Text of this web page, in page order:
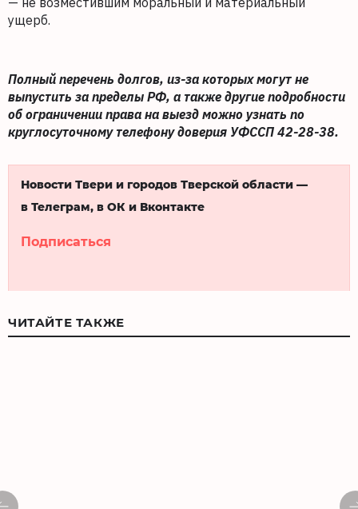
ущерб.
Полный перечень долгов, из-за которых могут не
выпустить за пределы РФ, а также другие подробности
об ограничении права на выезд можно узнать по
круглосуточному телефону доверия УФССП 42-28-38.
Новости Твери и городов Тверской области —
в Телеграм, в ОК и Вконтакте
Подписаться
ЧИТАЙТЕ ТАКЖЕ